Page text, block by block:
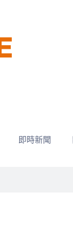
即時新聞